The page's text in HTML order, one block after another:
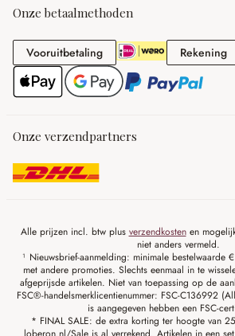
Onze betaalmethoden
VooruitbetalingVooruitbetaling Rekening
Onze verzendpartners
Alle prijzen incl. btw plus verzendkostenen
niet anders vermeld.
¹ Nieuwsbrief-aanmelding: minimale bestelwaarde
met andere promoties. Slechts eenmaal in te
afgeprijsde artikelen. Niet van toepassing op de
FSC®-handelsmerklicentienummer: FSC-C136992
is aangegeven hebben een FSC-
* FINAL SALE: de extra korting ter hoogte van